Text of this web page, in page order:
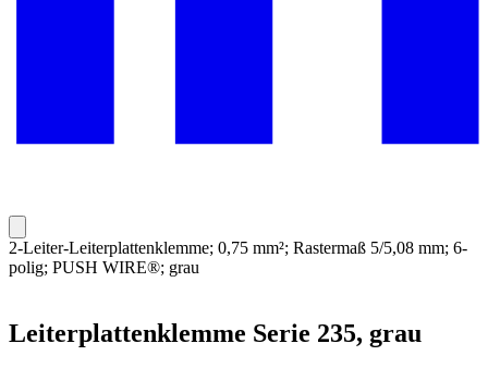
2-Leiter-Leiterplattenklemme; 0,75 mm²; Rastermaß 5/5,08 mm; 6-
polig; PUSH WIRE®; grau
Leiterplattenklemme Serie 235, grau